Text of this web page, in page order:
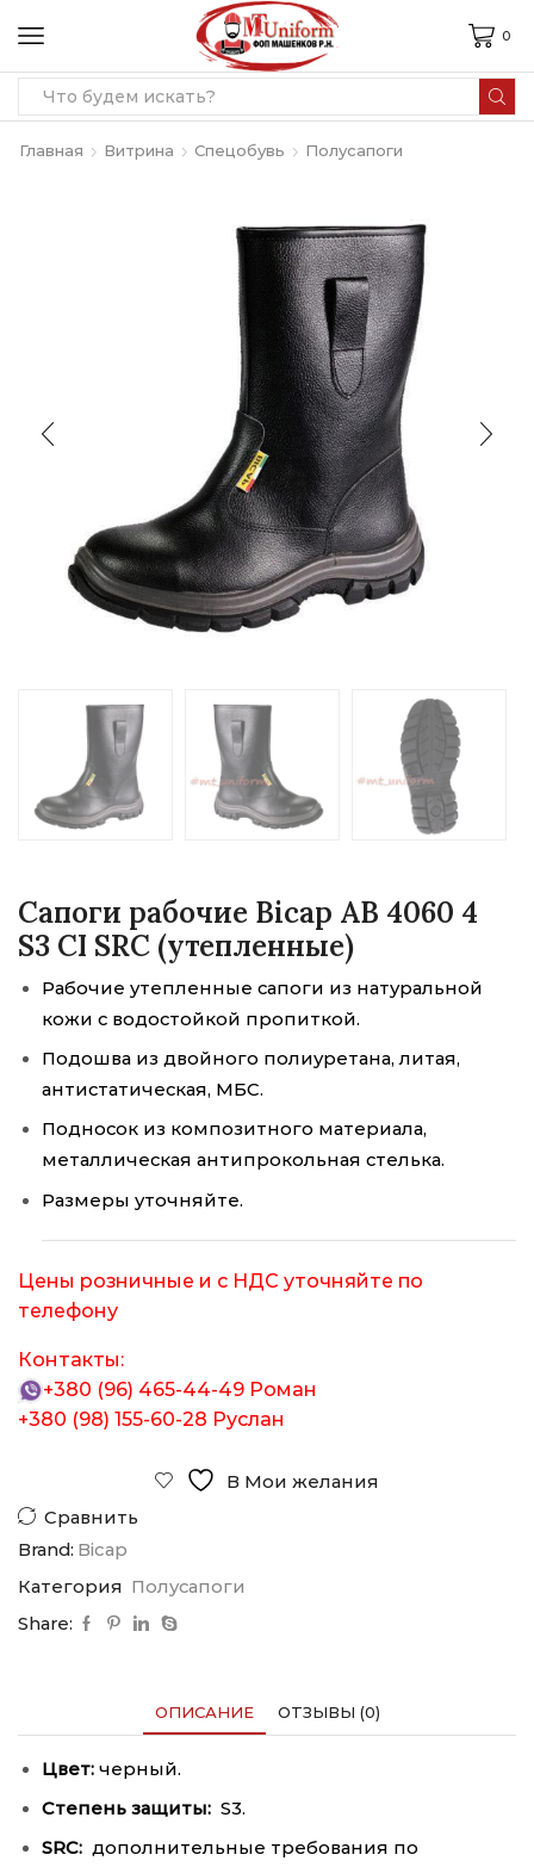
0
Главная Витрина Спецобувь Полусапоги
Сапоги рабочие Bicap AB 4060 4
S3 CI SRC (утепленные)
Рабочие утепленные сапоги из натуральной
кожи с водостойкой пропиткой.
Подошва из двойного полиуретана, литая,
антистатическая, МБС.
Подносок из композитного материала,
металлическая антипрокольная стелька.
Размеры уточняйте.
Цены розничные и с НДС уточняйте по
телефону
Контакты:
+380 (96) 465-44-49 Роман
+380 (98) 155-60-28 Руслан
В Мои желания
Сравнить
Brand: Bicap
Категория Полусапоги
Share:
ОПИСАНИЕ ОТЗЫВЫ (0)
Цвет: черный.
Степень защиты: S3.
SRC: дополнительные требования по